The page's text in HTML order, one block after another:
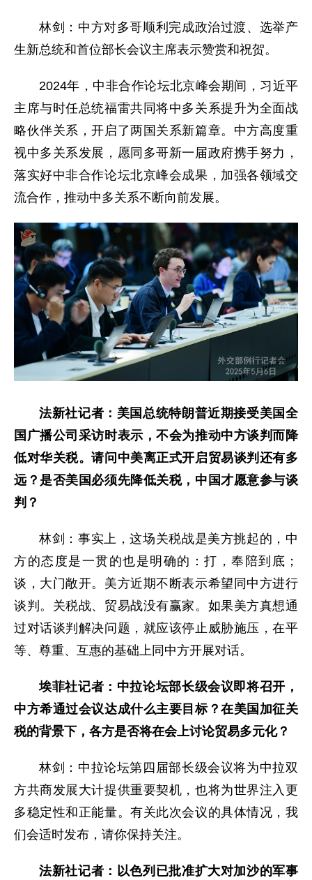
林剑：中方对多哥顺利完成政治过渡、选举产
生新总统和首位部长会议主席表示赞赏和祝贺。
2024年，中非合作论坛北京峰会期间，习近平
主席与时任总统福雷共同将中多关系提升为全面战
略伙伴关系，开启了两国关系新篇章。中方高度重
视中多关系发展，愿同多哥新一届政府携手努力，
落实好中非合作论坛北京峰会成果，加强各领域交
流合作，推动中多关系不断向前发展。
法新社记者：美国总统特朗普近期接受美国全
国广播公司采访时表示，不会为推动中方谈判而降
低对华关税。请问中美离正式开启贸易谈判还有多
远？是否美国必须先降低关税，中国才愿意参与谈
判？
林剑：事实上，这场关税战是美方挑起的，中
方的态度是一贯的也是明确的：打，奉陪到底；
谈，大门敞开。美方近期不断表示希望同中方进行
谈判。关税战、贸易战没有赢家。如果美方真想通
过对话谈判解决问题，就应该停止威胁施压，在平
等、尊重、互惠的基础上同中方开展对话。
埃菲社记者：中拉论坛部长级会议即将召开，
中方希通过会议达成什么主要目标？在美国加征关
税的背景下，各方是否将在会上讨论贸易多元化？
林剑：中拉论坛第四届部长级会议将为中拉双
方共商发展大计提供重要契机，也将为世界注入更
多稳定性和正能量。有关此次会议的具体情况，我
们会适时发布，请你保持关注。
法新社记者：以色列已批准扩大对加沙的军事